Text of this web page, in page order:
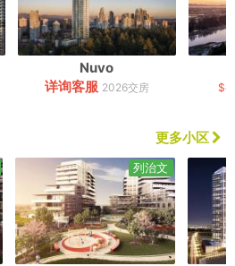
Nuvo
详询客服 2026交房 $
更多小区
列治文